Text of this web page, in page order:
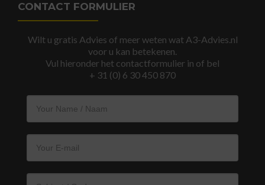
CONTACT FORMULIER
Wilt u gratis Advies of meer weten wat A3-Advies.nl
voor u kan betekenen.
Vul hieronder het contactformulier in of bel
+ 31 (0) 6 30 450 870